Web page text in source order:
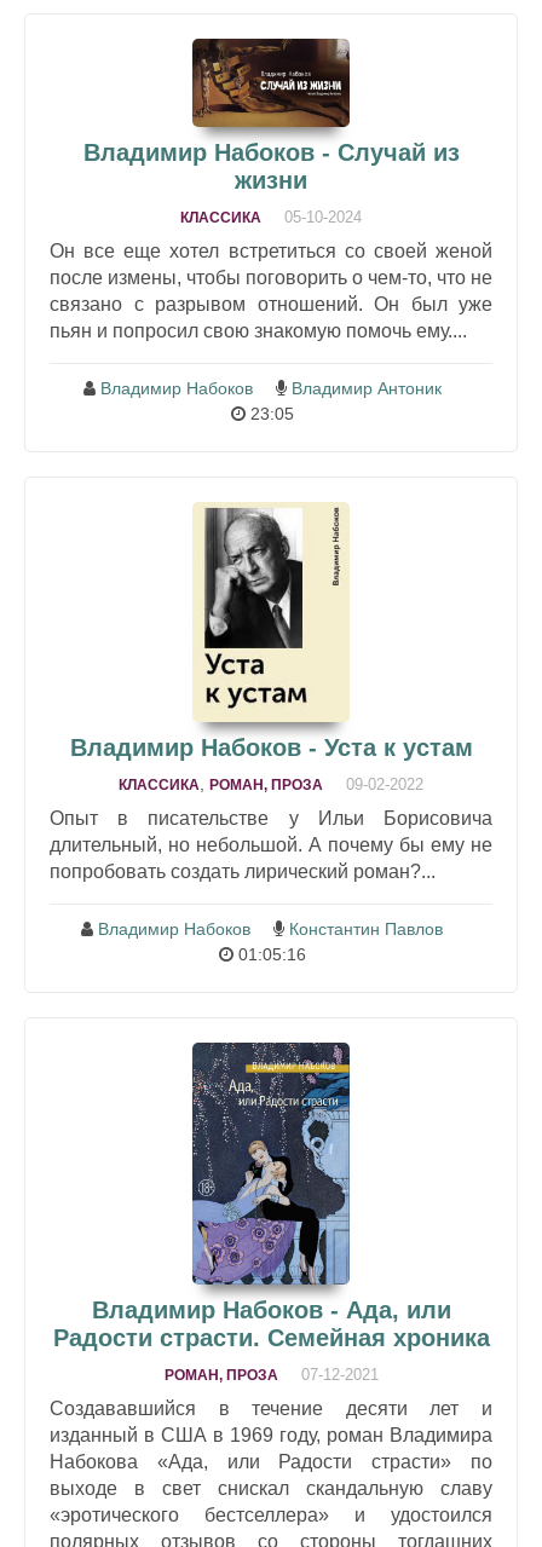
Владимир Набоков - Случай из
жизни
КЛАССИКА 05-10-2024
Он все еще хотел встретиться со своей женой
после измены, чтобы поговорить о чем-то, что не
связано с разрывом отношений. Он был уже
пьян и попросил свою знакомую помочь ему....
Владимир Набоков
Владимир Антоник
23:05
Владимир Набоков - Уста к устам
КЛАССИКА РОМАН, ПРОЗА 09-02-2022
Опыт в писательстве у Ильи Борисовича
длительный, но небольшой. А почему бы ему не
попробовать создать лирический роман?...
Владимир Набоков
Константин Павлов
01:05:16
Владимир Набоков - Ада, или
Радости страсти. Семейная хроника
РОМАН, ПРОЗА 07-12-2021
Создававшийся в течение десяти лет и
изданный в США в 1969 году, роман Владимира
Набокова «Ада, или Радости страсти» по
выходе в свет снискал скандальную славу
«эротического бестселлера» и удостоился
полярных отзывов со стороны тогдашних